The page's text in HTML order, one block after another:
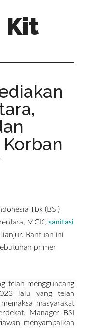
Kit
Tbk (BSI)
MCK,sanitasi
Bantuan ini
primer
telah mengguncang
lalu yang telah
masyarakat
Manager BSI
menyampaikan